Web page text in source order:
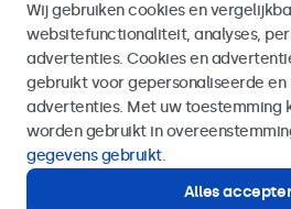
4.8/5 door 5000+
Nederlands
Verzenden
Of bel ons op
Hulp of advies nodig?
Wij gebruiken cookies en
websitefunctionaliteit, analyses,
advertenties. Cookies en
gebruikt voor gepersonaliseerde
advertenties. Met uw toestemming
worden gebruikt in
gegevens gebruikt.
Alles